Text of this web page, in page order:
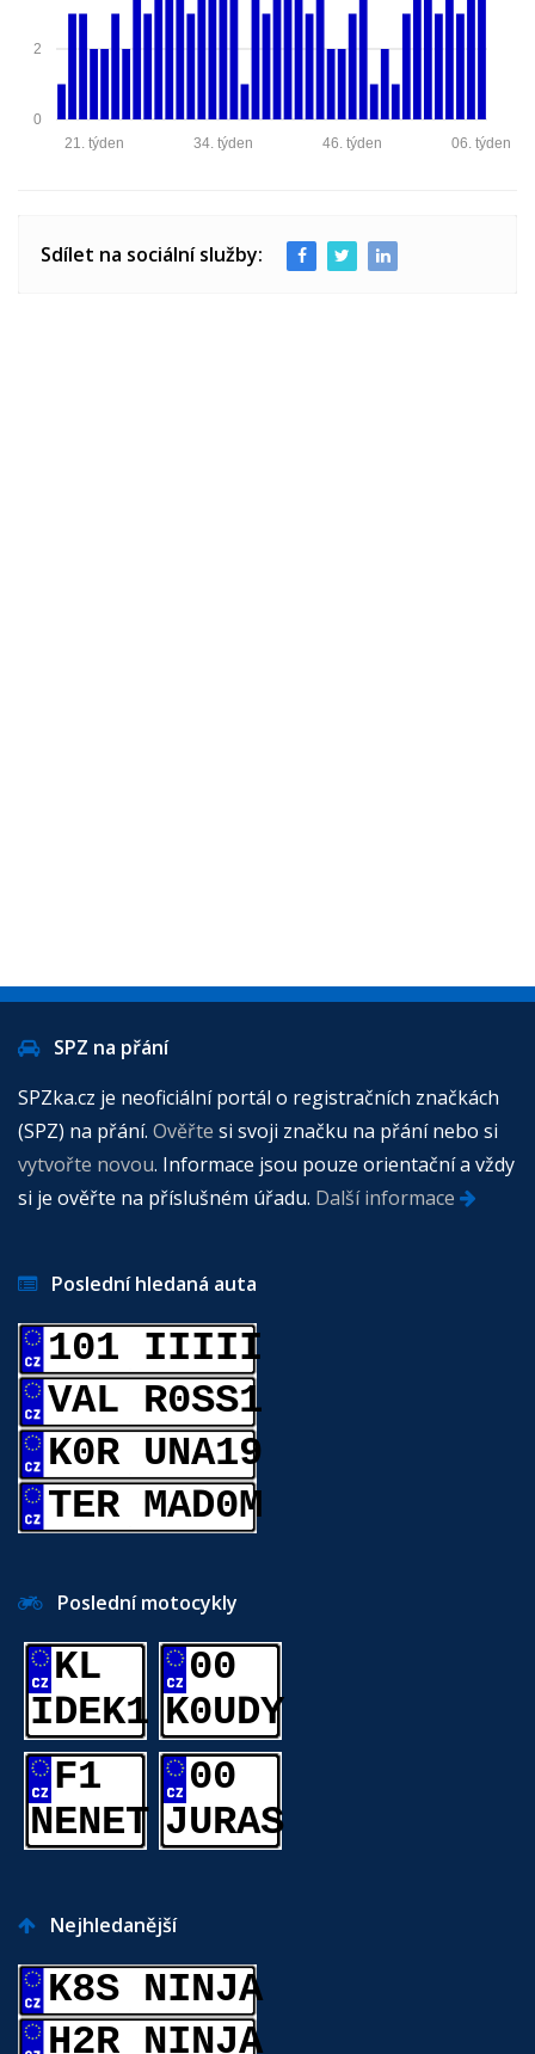
0
2
06. týden
46. týden
34. týden
21. týden
Sdílet na sociální služby:
SPZ na přání
SPZka.cz je neoficiální portál o registračních značkách
(SPZ) na přání. Ověřte si svoji značku na přání nebo si
vytvořte novou. Informace jsou pouze orientační a vždy
si je ověřte na příslušném úřadu. Další informace
Poslední hledaná auta
101 IIIII
VAL R0SS1
K0R UNA19
TER MAD0M
Poslední motocykly
KL
IDEK1
00
K0UDY
F1
NENET
00
JURAS
Nejhledanější
K8S NINJA
H2R NINJA